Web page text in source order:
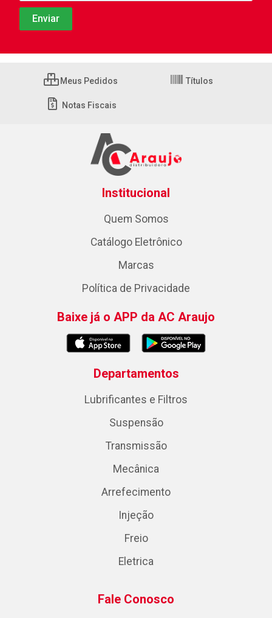
Meus Pedidos Títulos
Notas Fiscais
Institucional
Quem Somos
Catálogo Eletrônico
Marcas
Política de Privacidade
Baixe já o APP da AC Araujo
Departamentos
Lubrificantes e Filtros
Suspensão
Transmissão
Mecânica
Arrefecimento
Injeção
Freio
Eletrica
Fale Conosco